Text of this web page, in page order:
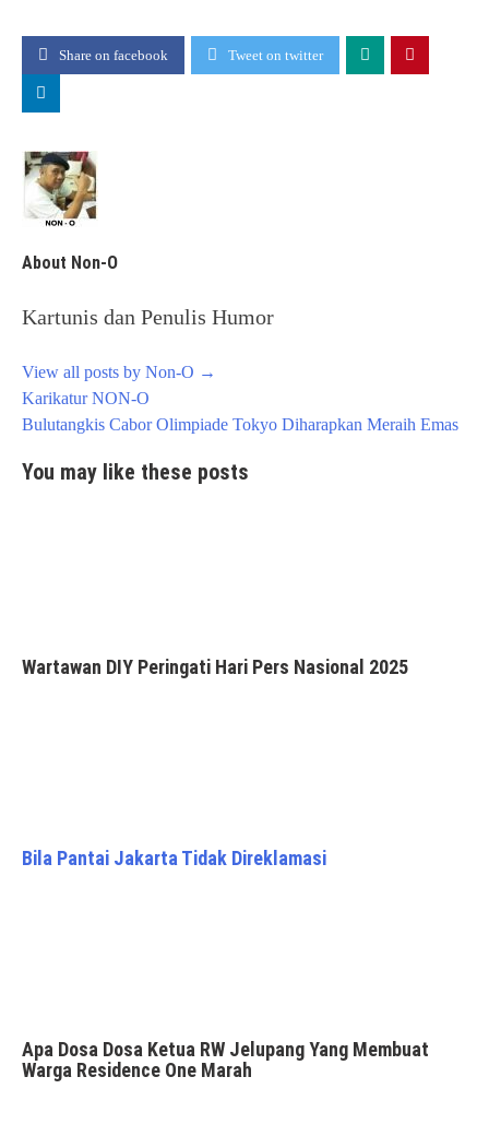
Share on facebook Tweet on twitter
About Non-O
Kartunis dan Penulis Humor
View all posts by Non-O →
Post
navigation
Karikatur NON-O
Bulutangkis Cabor Olimpiade Tokyo Diharapkan Meraih Emas
You may like these posts
Wartawan DIY Peringati Hari Pers Nasional 2025
Bila Pantai Jakarta Tidak Direklamasi
Apa Dosa Dosa Ketua RW Jelupang Yang Membuat
Warga Residence One Marah